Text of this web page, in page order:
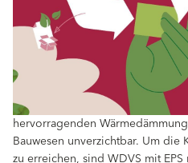
hervorragenden
Bauwesen unverzichtbar. Um die
zu erreichen, sind WDVS mit